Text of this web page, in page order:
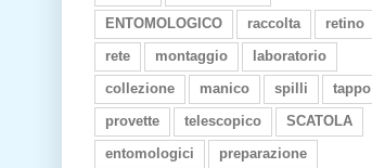
ENTOMOLOGICO
raccolta
retino
rete
montaggio
laboratorio
collezione
manico spilli
tappo
provette
telescopico
SCATOLA
entomologici
preparazione